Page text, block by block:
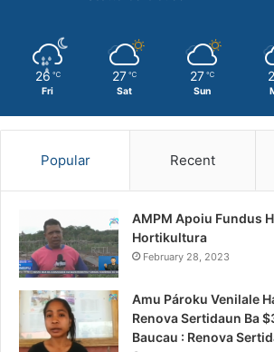
26 ℃
Fri
27 ℃
Sat
27 ℃
Sun
Popular Recent
AMPM Apoiu Fundus
Hortikultura
February 28, 2023
Amu Pároku Venilale
Renova Sertidaun Ba
Baucau : Renova